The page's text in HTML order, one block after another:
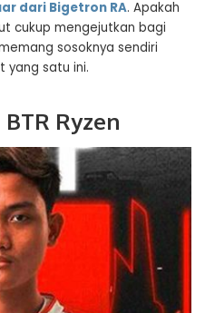
dari Bigetron RA. Apakah
cukup mengejutkan bagi
sosoknya sendiri
yang satu ini.
Ryzen